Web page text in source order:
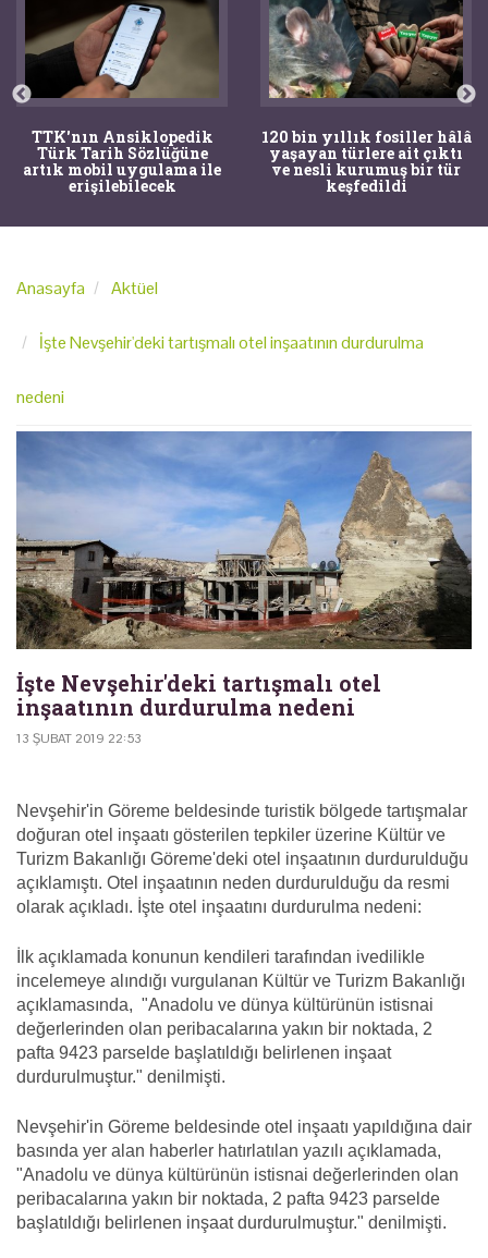
TTK'nın Ansiklopedik
Türk Tarih Sözlüğüne
artık mobil uygulama ile
erişilebilecek
120 bin yıllık fosiller hâlâ
yaşayan türlere ait çıktı
ve nesli kurumuş bir tür
keşfedildi
Anasayfa Aktüel
İşte Nevşehir'deki tartışmalı otel inşaatının durdurulma
nedeni
İşte Nevşehir'deki tartışmalı otel
inşaatının durdurulma nedeni
13 ŞUBAT 2019 22:53
Nevşehir'in Göreme beldesinde turistik bölgede tartışmalar
doğuran otel inşaatı gösterilen tepkiler üzerine Kültür ve
Turizm Bakanlığı Göreme'deki otel inşaatının durdurulduğu
açıklamıştı. Otel inşaatının neden durdurulduğu da resmi
olarak açıkladı. İşte otel inşaatını durdurulma nedeni:
İlk açıklamada konunun kendileri tarafından ivedilikle
incelemeye alındığı vurgulanan Kültür ve Turizm Bakanlığı
açıklamasında, "Anadolu ve dünya kültürünün istisnai
değerlerinden olan peribacalarına yakın bir noktada, 2
pafta 9423 parselde başlatıldığı belirlenen inşaat
durdurulmuştur." denilmişti.
Nevşehir'in Göreme beldesinde otel inşaatı yapıldığına dair
basında yer alan haberler hatırlatılan yazılı açıklamada,
"Anadolu ve dünya kültürünün istisnai değerlerinden olan
peribacalarına yakın bir noktada, 2 pafta 9423 parselde
başlatıldığı belirlenen inşaat durdurulmuştur." denilmişti.